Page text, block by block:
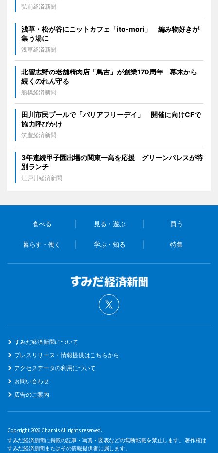
弘前経済新聞
浅草・松が谷にニットカフェ「ito-mori」 編み物好きが
集う場に
浅草経済新聞
北習志野の老舗精肉店「鳥吉」が創業170周年 幕末から
続くのれん守る
船橋経済新聞
田川市民プールで「バリアフリーデイ」 開催に向けCFで
協力呼びかけ
筑豊経済新聞
3年連続甲子園出場の関東一高を応援 グリーンパレスが特
別ランチ
江戸川経済新聞
食べる 見る・遊ぶ 買う
暮らす・働く 学ぶ・知る 特集
すみだ経済新聞について
プレスリリース・情報提供はこちらから
アクセスデータの利用について
お問い合わせ
広告のご案内
Copyright 2026 Chanois All rights reserved.
すみだ経済新聞に掲載の記事・写真・図表などの無断転載を禁止します。 著作権は
すみだ経済新聞またはその情報提供者に属します。